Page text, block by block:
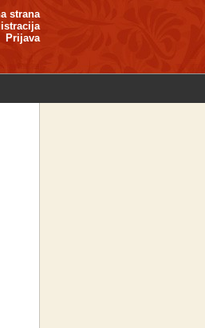
strana
Prijava